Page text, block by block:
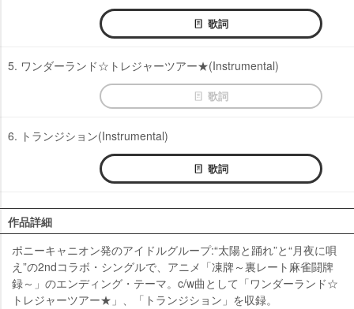
歌詞
5. ワンダーランド☆トレジャーツアー★(Instrumental)
歌詞
6. トランジション(Instrumental)
歌詞
作品詳細
ポニーキャニオン発のアイドルグループ:“太陽と踊れ”と“月夜に唄
え”の2ndコラボ・シングルで、アニメ「凍牌～裏レート麻雀闘牌
録～」のエンディング・テーマ。c/w曲として「ワンダーランド☆
トレジャーツアー★」、「トランジション」を収録。